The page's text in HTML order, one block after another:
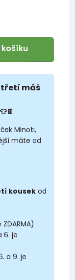
třetí máš
Minoti,
máte od
kousek od
6. je
a 9. je